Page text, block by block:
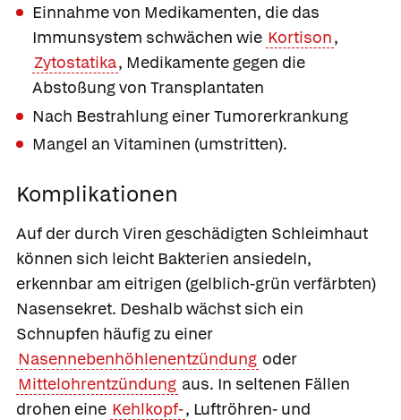
Einnahme von Medikamenten, die das
Immunsystem schwächen wie Kortison,
Zytostatika, Medikamente gegen die
Abstoßung von Transplantaten
Nach Bestrahlung einer Tumorerkrankung
Mangel an Vitaminen (umstritten).
Komplikationen
Auf der durch Viren geschädigten Schleimhaut
können sich leicht Bakterien ansiedeln,
erkennbar am eitrigen (gelblich-grün verfärbten)
Nasensekret. Deshalb wächst sich ein
Schnupfen häufig zu einer
Nasennebenhöhlenentzündung oder
Mittelohrentzündung aus. In seltenen Fällen
drohen eine Kehlkopf-, Luftröhren- und